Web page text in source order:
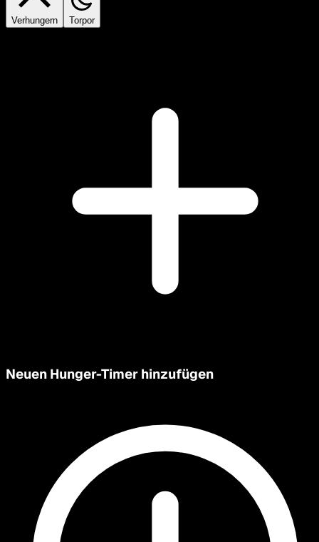
Verhungern Torpor
Neuen Hunger-Timer hinzufügen